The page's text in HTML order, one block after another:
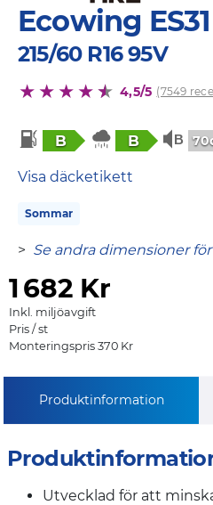
Ecowing ES31
215/60 R16 95V
4,5/5 (7549
B B
Visa däcketikett
Sommar
> Se andra dimensioner
1682 Kr
Inkl. miljöavgift
Pris / st
Monteringspris 370 Kr
Produktinformation
Utvecklad för att